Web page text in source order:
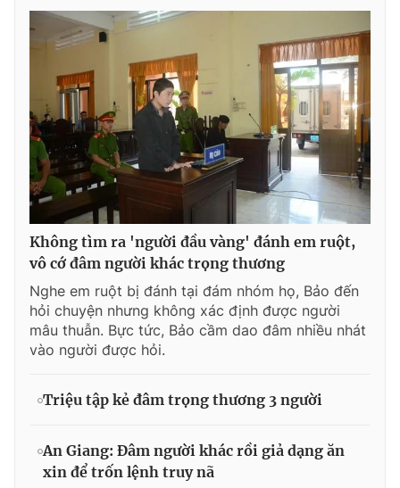
Không tìm ra 'người đầu vàng' đánh em ruột,
vô cớ đâm người khác trọng thương
Nghe em ruột bị đánh tại đám nhóm họ, Bảo đến
hỏi chuyện nhưng không xác định được người
mâu thuẫn. Bực tức, Bảo cầm dao đâm nhiều nhát
vào người được hỏi.
Triệu tập kẻ đâm trọng thương 3 người
An Giang: Đâm người khác rồi giả dạng ăn
xin để trốn lệnh truy nã